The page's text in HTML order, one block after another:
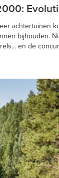
achtertuinen
bijhouden.
en de